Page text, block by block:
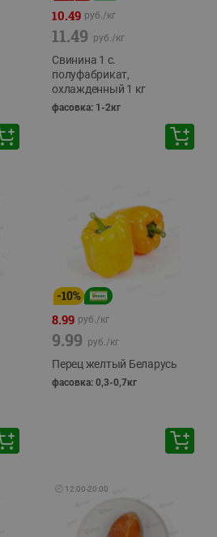
10.49 руб./кг
11.49 руб./кг
Свинина 1 с.
полуфабрикат,
охлажденный 1 кг
фасовка: 1-2кг
-10%
8.99 руб./кг
9.99 руб./кг
Перец желтый Беларусь
фасовка: 0,3-0,7кг
🕘 12:00-20:00